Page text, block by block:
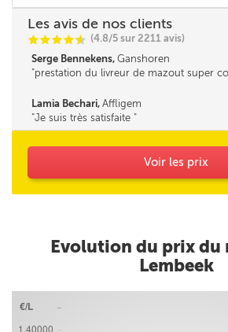
Les avis de nos clients
CCCCi
@ (4.8/5 sur 2211 avis)
Serge Bennekens, Ganshoren
prestation du livreur de mazout super
Lamia Bechari, Affligem
Je suis très satisfaite
Voir les prix
Evolution du prix du
Lembeek